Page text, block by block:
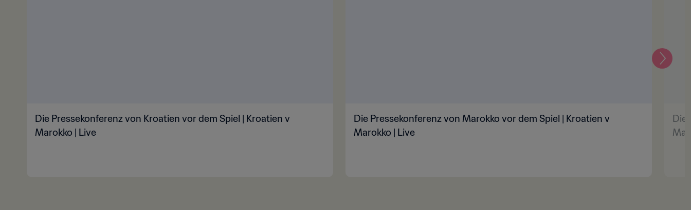
Die Pressekonferenz von Kroatien vor dem Spiel | Kroatien v
Marokko | Live
Die Pressekonferenz von Marokko vor dem Spiel | Kroatien v
Marokko | Live
Die
Weiter